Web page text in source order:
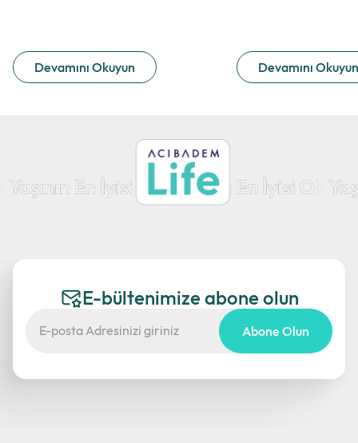
Devamını Okuyun Devamını Okuyun
E-bültenimize abone olun
Abone Olun